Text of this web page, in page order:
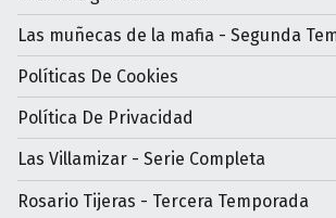
Las muñecas de la mafia - Segunda
Políticas De Cookies
Política De Privacidad
Las Villamizar - Serie Completa
Rosario Tijeras - Tercera Temporada